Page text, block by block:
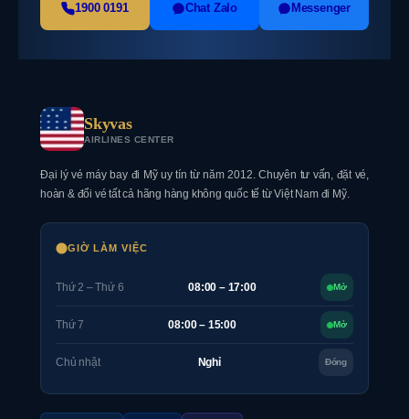
1900 0191 Chat Zalo Messenger
Skyvas
AIRLINES CENTER
Đại lý vé máy bay đi Mỹ uy tín từ năm 2012. Chuyên tư vấn, đặt vé,
hoàn & đổi vé tất cả hãng hàng không quốc tế từ Việt Nam đi Mỹ.
GIỜ LÀM VIỆC
Thứ 2 – Thứ 6 08:00 – 17:00 Mở
Thứ 7 08:00 – 15:00 Mở
Chủ nhật Nghỉ Đóng